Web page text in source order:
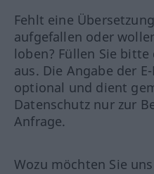
Fehlt eine
aufgefallen oder
loben? Füllen Sie bitte
aus. Die Angabe der
optional und dient
Datenschutz nur zur
Anfrage.
Wozu möchten Sie